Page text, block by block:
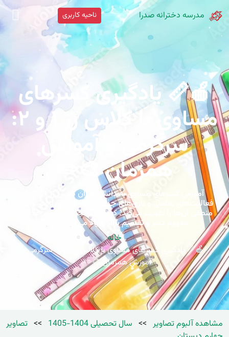
مدرسه دخترانه صدرا ناحیه کاربری
🍎📏 یادگیری کسرهای
مساوی با کلاس رز ۱ و ۲:
سرگرمی و آموزش
همزمان 🎨✏️
فعالیت‌های تعاملی و بازی‌های جذاب، مهارت‌های ریاضی و تفکر
منطقی آن‌ها را تقویت می‌کند. کودکان با تجربه عملی و خلاقانه،
مفهوم کسر و تقسیم برابر را یاد می‌گیرند. 🌟🔢
خانه
🍎📏 یادگیری کسرهای مساوی با کلاس رز ۱ و ۲: سرگرمی و
آموزش همزمان 🎨✏️
مشاهده آلبوم تصاویر >> سال تحصیلی 1404-1405 >> تصاویر